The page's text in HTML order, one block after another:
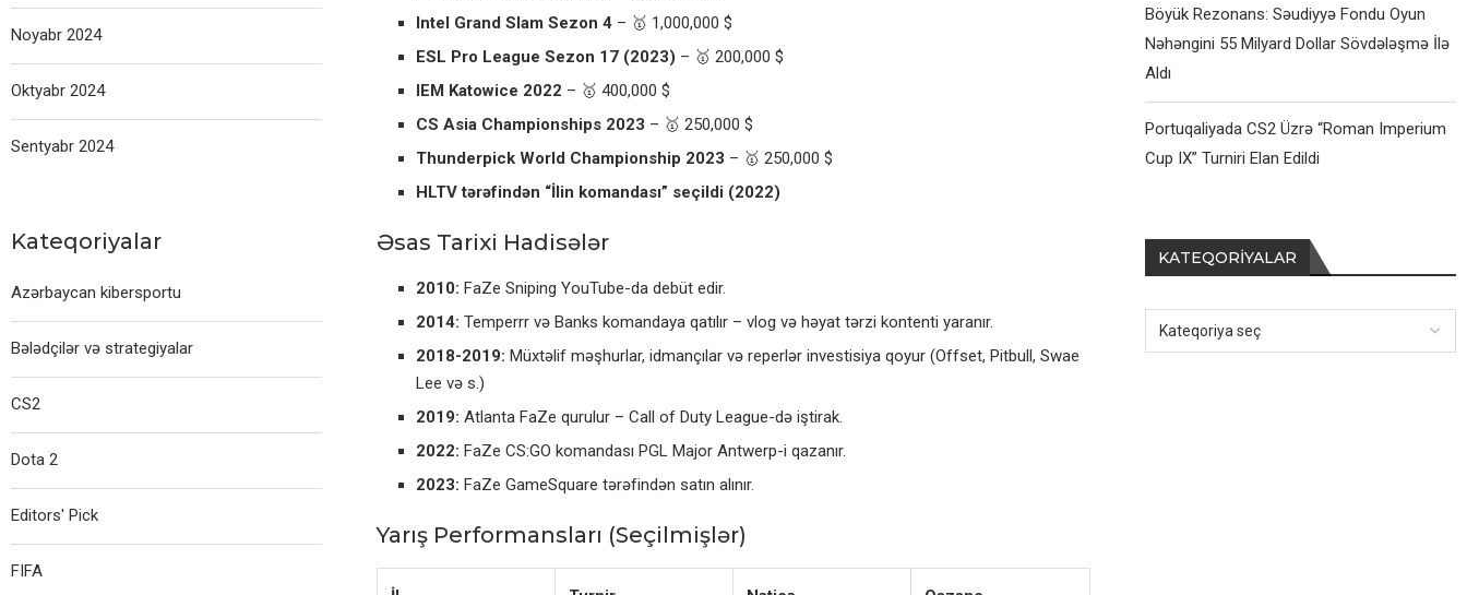
Intel Grand Slam Sezon 4– 🥇 1,000,000 $
ESL Pro League Sezon 17 (2023) – 🥇 200,000 $
IEM Katowice 2022 – 🥇 400,000 $
CS Asia Championships 2023 – 🥇 250,000 $
Thunderpick World Championship 2023 – 🥇 250,000 $
HLTV tərəfindən “İlin komandası” seçildi (2022)
Əsas Tarixi Hadisələr
2010: FaZe Sniping YouTube-da debüt edir.
2014: Temperrr və Banks komandaya qatılır – vlog və həyat tərzi kontenti yaranır.
2018-2019: Müxtəlif məşhurlar, idmançılar və reperlər investisiya qoyur (Offset, Pitbull, Swae
Lee və s.)
2019: Atlanta FaZe qurulur – Call of Duty League-də iştirak.
2022: FaZe CS:GO komandası PGL Major Antwerp-i qazanır.
2023: FaZe GameSquare tərəfindən satın alınır.
Yarış Performansları (Seçilmişlər)
Böyük Rezonans: Səudiyyə Fondu Oyun
Nəhəngini 55 Milyard Dollar Sövdələşmə İlə
Aldı
Portuqaliyada CS2 Üzrə “Roman Imperium
Cup IX” Turniri Elan Edildi
KATEQORIYALAR
Noyabr 2024
Oktyabr 2024
Sentyabr 2024
Kateqoriyalar
Azərbaycan kibersportu
Bələdçilər və strategiyalar
CS2
Dota 2
Editors' Pick
FIFA